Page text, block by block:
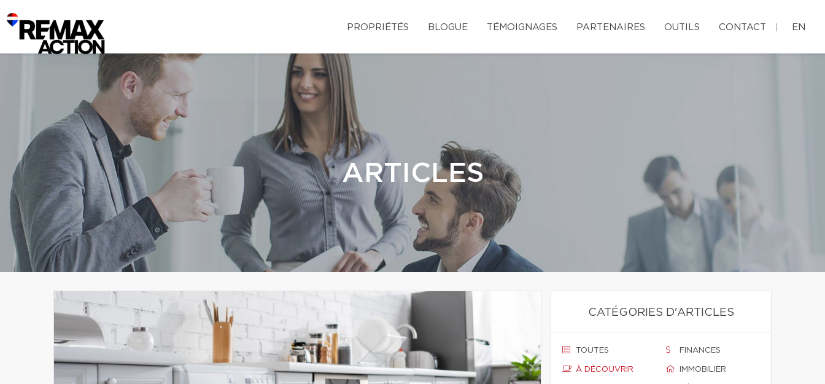
PROPRIÉTÉS BLOGUE TÉMOIGNAGES PARTENAIRES OUTILS CONTACT EN
ARTICLES
CATÉGORIES D'ARTICLES
TOUTES
À DÉCOUVRIR
FINANCES
IMMOBILIER